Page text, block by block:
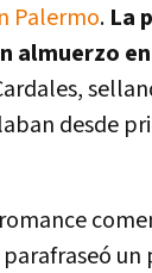
Palermo. La
almuerzo
desde
un